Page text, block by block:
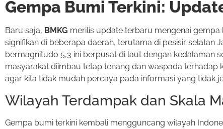
Gempa Bumi Terkini:
Baru saja, BMKG merilis update terbaru mengenai
signifikan di beberapa daerah, terutama di pesisir selatan
bermagnitudo 5,3 ini berpusat di laut dengan kedalaman
masyarakat diimbau tetap tenang dan waspada terhadap
agar kita tidak mudah percaya pada informasi yang tidak
Wilayah Terdampak dan Skala
Gempa bumi terkini kembali mengguncang wilayah